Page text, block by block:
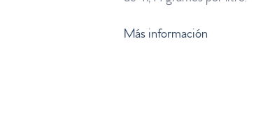
Más información